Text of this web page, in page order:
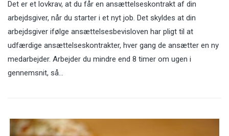
Det er et lovkrav, at du får en ansættelseskontrakt af din
arbejdsgiver, når du starter i et nyt job. Det skyldes at din
arbejdsgiver ifølge ansættelsesbevisloven har pligt til at
udfærdige ansættelseskontrakter, hver gang de ansætter en ny
medarbejder. Arbejder du mindre end 8 timer om ugen i
gennemsnit, så…